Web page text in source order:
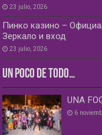
23 julio, 2026
Пинко казино –
Зеркало и вход
23 julio, 2026
UN POCO DE TODO…
UNA
6